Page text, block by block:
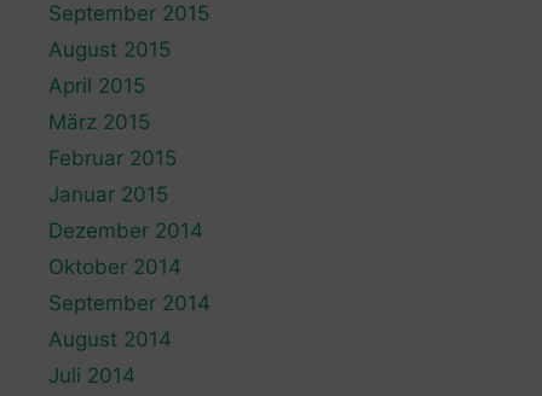
September 2015
August 2015
April 2015
März 2015
Februar 2015
Januar 2015
Dezember 2014
Oktober 2014
September 2014
August 2014
Juli 2014